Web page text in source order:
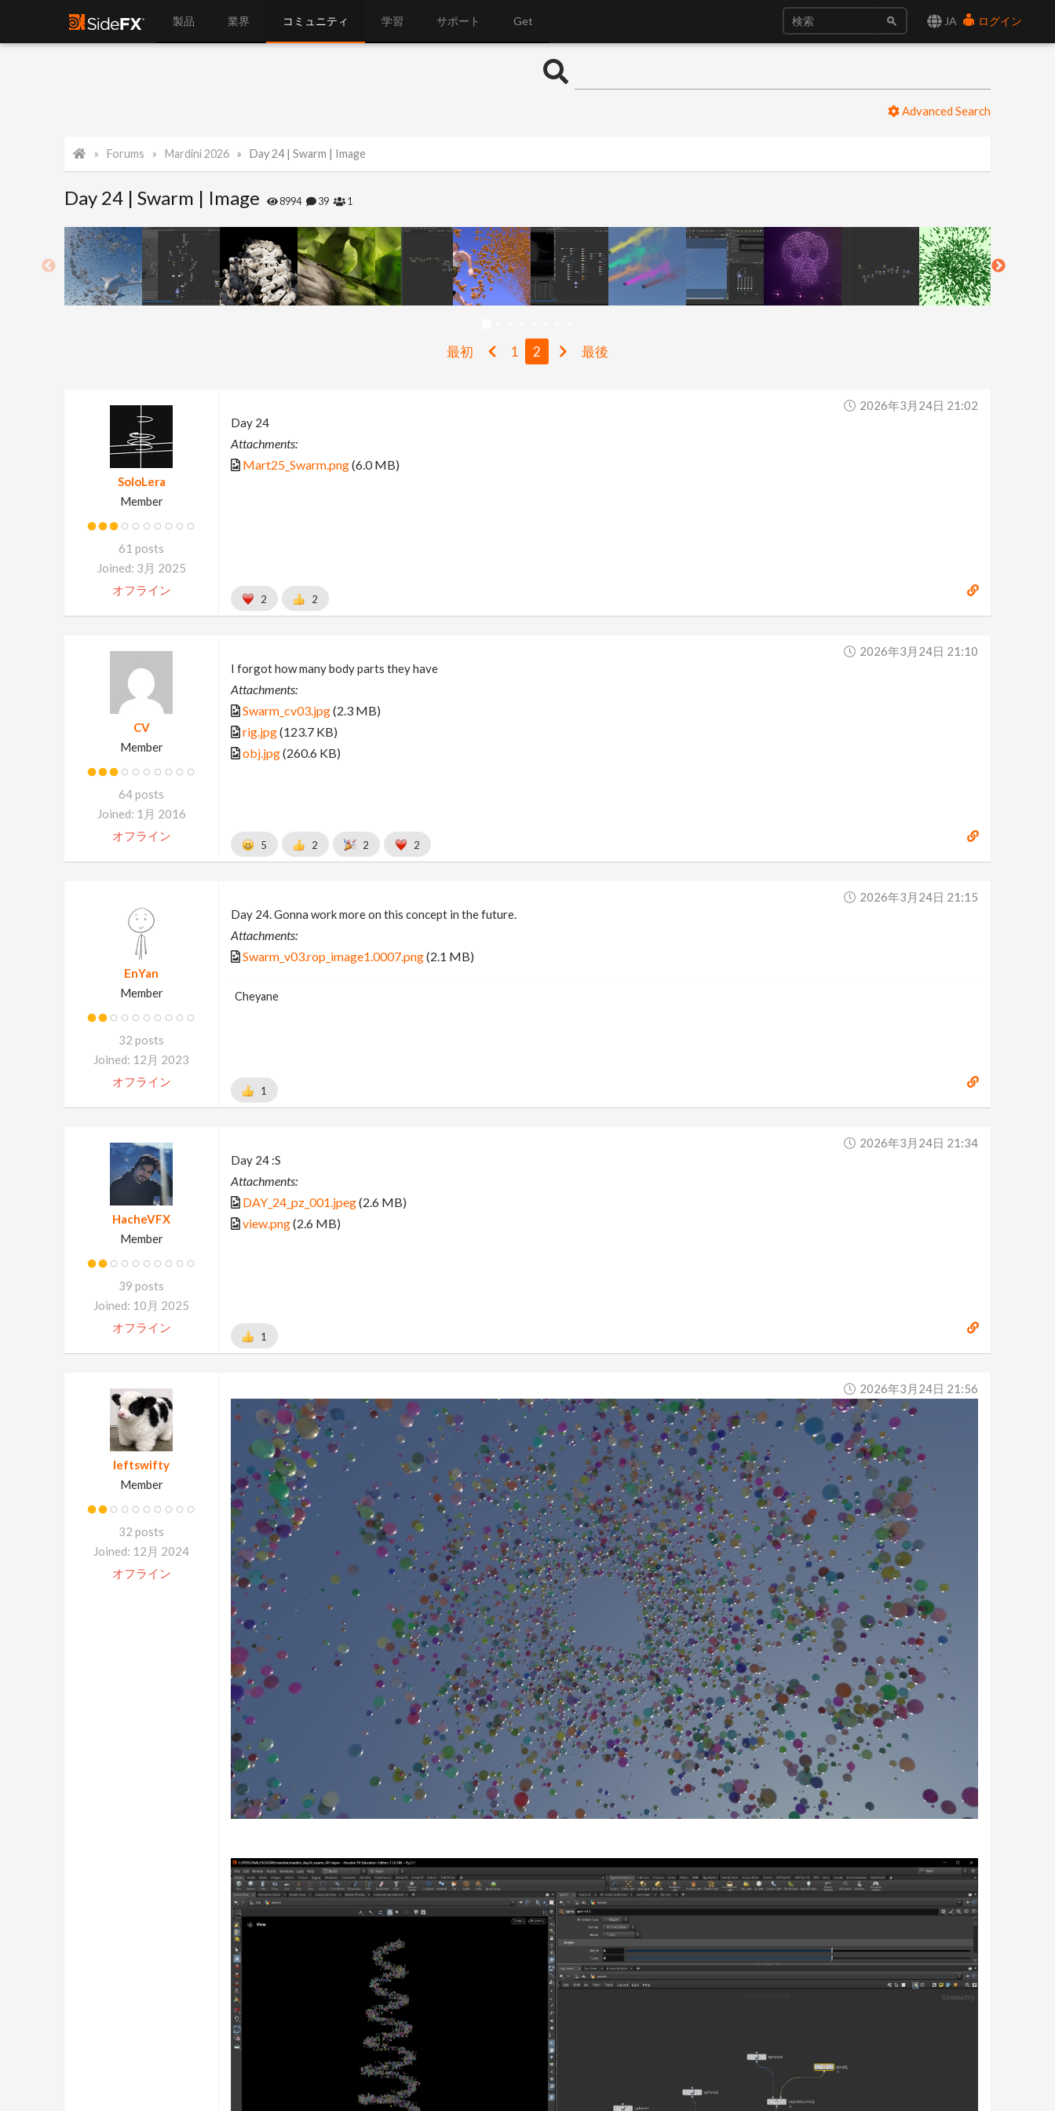
JA ログイン
製品 業界 コミュニティ 学習 サポート Get
Advanced Search
Forums Mardini 2026 Day 24 | Swarm | Image
Day 24 | Swarm | Image 8994 39 1
最初 1 2 最後
SoloLera
Member
61 posts
Joined: 3月 2025
オフライン
2026年3月24日 21:02
Day 24
Attachments:
Mart25_Swarm.png(6.0 MB)
2 2
CV
Member
64 posts
Joined: 1月 2016
オフライン
2026年3月24日 21:10
I forgot how many body parts they have
Attachments:
Swarm_cv03.jpg(2.3 MB)
rig.jpg(123.7 KB)
obj.jpg(260.6 KB)
5 2 2 2
EnYan
Member
32 posts
Joined: 12月 2023
オフライン
2026年3月24日 21:15
Day 24. Gonna work more on this concept in the future.
Attachments:
Swarm_v03.rop_image1.0007.png(2.1 MB)
Cheyane
1
HacheVFX
Member
39 posts
Joined: 10月 2025
オフライン
2026年3月24日 21:34
Day 24 :S
Attachments:
DAY_24_pz_001.jpeg(2.6 MB)
view.png(2.6 MB)
1
leftswifty
Member
32 posts
Joined: 12月 2024
オフライン
2026年3月24日 21:56